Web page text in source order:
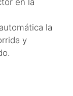
en la
la
y